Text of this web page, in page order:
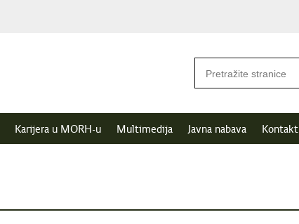
Karijera u MORH-u Multimedija Javna nabava Kontakt